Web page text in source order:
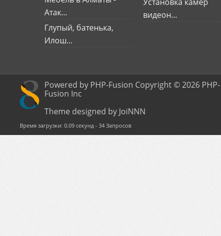
Атак...
Глупый, батенька,
Илош...
видеон...
Powered by PHP-Fusion Copyright © 2026 PHP-
Fusion Inc
Theme designed by JoiNNN
Время загрузки: 0.09 секунд - 34 Запросов